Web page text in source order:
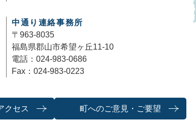
中通り連絡事務所
〒963-8035
福島県郡山市希望ヶ丘11-10
電話：024-983-0686
Fax：024-983-0223
クセス 町へのご意見・ご要望